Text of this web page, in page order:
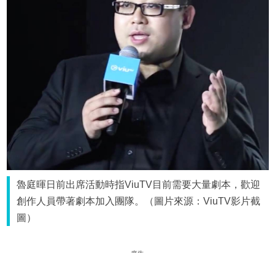
魯庭暉日前出席活動時指ViuTV目前需要大量劇本，歡迎
創作人員帶著劇本加入團隊。（圖片來源：ViuTV影片截
圖）